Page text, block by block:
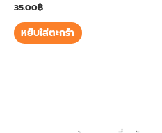
35.00฿
หยิบใส่ตะกร้า